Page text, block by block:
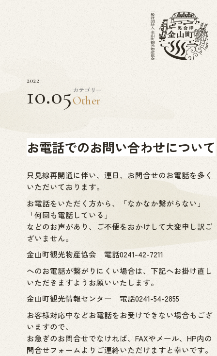
2022
10.05 カテゴリー
Other
お電話でのお問い合わせについて
只見線再開通に伴い、連日、お問合せのお電話を多く
いただいております。
お電話をいただく方から、「なかなか繋がらない」
「何回も電話している」
などのお声があり、ご不便をおかけして大変申し訳ご
ざいません。
金山町観光物産協会 電話0241-42-7211
へのお電話が繋がりにくい場合は、下記へお掛け直し
いただきますようお願いいたします。
金山町観光情報センター 電話0241-54-2855
お客様対応中などお電話をお受けできない場合もござ
いますので、
お急ぎのお問合せでなければ、FAXやメール、HP内の
問合せフォームよりご連絡いただけますと幸いです。